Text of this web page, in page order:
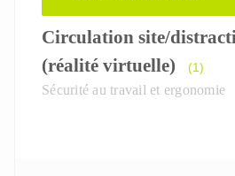
Circulation site/
(réalité virtuelle)
(1)
Sécurité au travail et ergonomie